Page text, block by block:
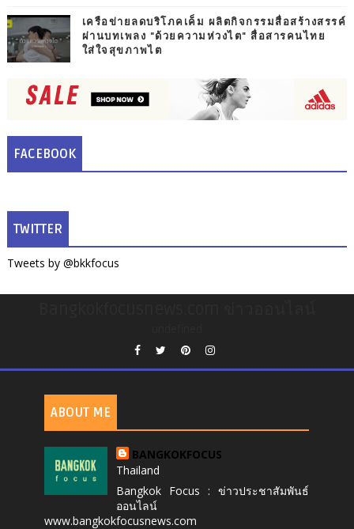
เครือข่ายลดบริโภคเค็ม ผลิตกิจกรรมสื่อสร้างสรรค์
ผ่านบทเพลง "ด้วยความห่วงไต" สื่อสารคนไทย
ใส่ใจสุขภาพไต
FACEBOOK
TWITTER
Tweets by @bkkfocus
ABOUT ME
BANGKOKFOCUS
Thailand
Bangkok Focus : ข่าวประชาสัมพันธ์
ออนไลน์
www.bangkokfocusnews.com